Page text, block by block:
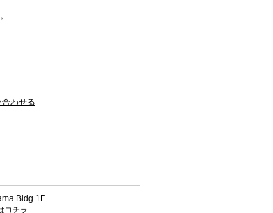
合わせる
Bldg 1F
コチラ